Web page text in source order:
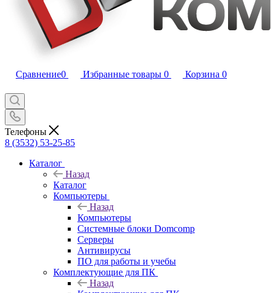
Сравнение0 Избранные товары 0 Корзина 0
Телефоны
8 (3532) 53-25-85
Каталог
Назад
Каталог
Компьютеры
Назад
Компьютеры
Системные блоки Domcomp
Серверы
Антивирусы
ПО для работы и учебы
Комплектующие для ПК
Назад